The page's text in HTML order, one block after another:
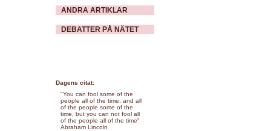
ANDRA ARTIKLAR
DEBATTER PÅ NÄTET
Dagens citat:
"You can fool some of the
people all of the time, and all
of the people some of the
time, but you can not fool all
of the people all of the time"
Abraham Lincoln